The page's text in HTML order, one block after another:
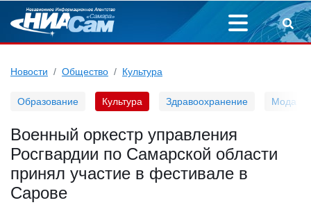
Новости Общество Культура
Образование Культура Здравоохранение Мода
Военный оркестр управления
Росгвардии по Самарской области
принял участие в фестивале в
Сарове